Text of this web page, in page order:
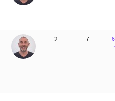
2 7